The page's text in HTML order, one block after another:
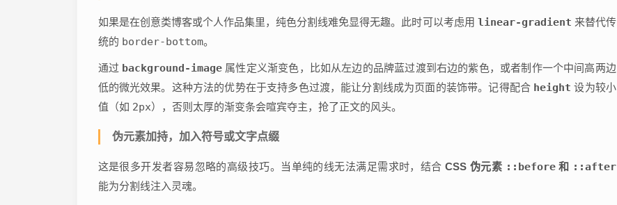
如果是在创意类博客或个人作品集里，纯色分割线难免显得无趣。此时可以考虑用 linear-gradient 来替代传
统的 border-bottom。
通过 background-image 属性定义渐变色，比如从左边的品牌蓝过渡到右边的紫色，或者制作一个中间高两边
低的微光效果。这种方法的优势在于支持多色过渡，能让分割线成为页面的装饰带。记得配合 height 设为较小
值（如 2px），否则太厚的渐变条会喧宾夺主，抢了正文的风头。
伪元素加持，加入符号或文字点缀
这是很多开发者容易忽略的高级技巧。当单纯的线无法满足需求时，结合CSS 伪元素 ::before和 ::after
能为分割线注入灵魂。